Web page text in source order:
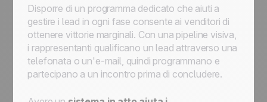
Disporre di un programma dedicato che aiuti a
gestire i lead in ogni fase consente ai venditori di
ottenere vittorie marginali. Con una pipeline visiva,
i rappresentanti qualificano un lead attraverso una
telefonata o un'e-mail, quindi programmano e
partecipano a un incontro prima di concludere.